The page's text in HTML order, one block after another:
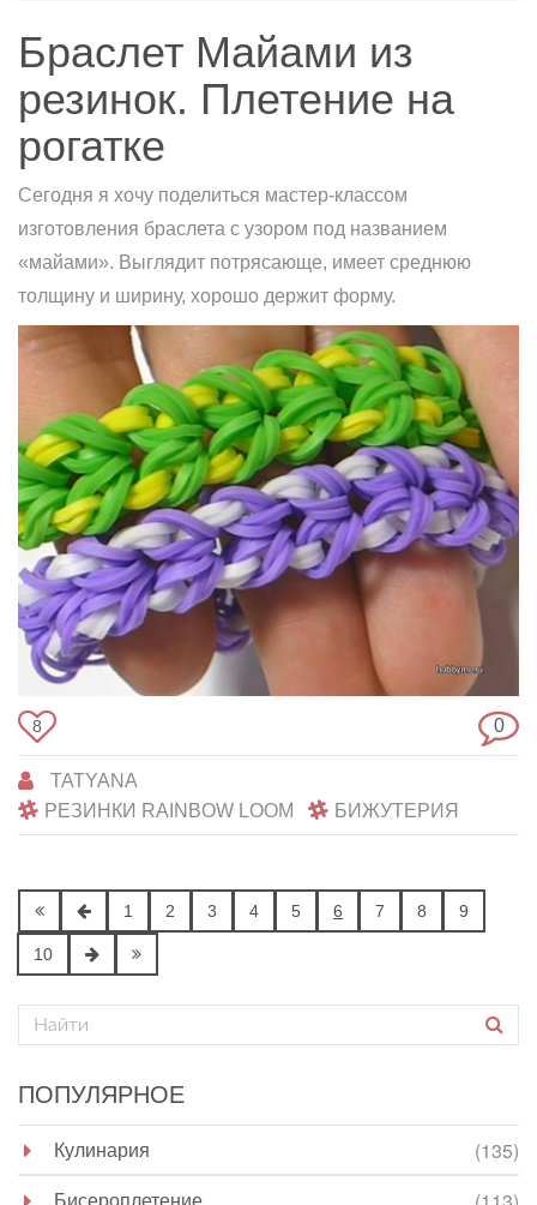
Браслет Майами из
резинок. Плетение на
рогатке
Сегодня я хочу поделиться мастер-классом
изготовления браслета с узором под названием
«майами». Выглядит потрясающе, имеет среднюю
толщину и ширину, хорошо держит форму.
8 0
TATYANA
РЕЗИНКИ RAINBOW LOOM
БИЖУТЕРИЯ
1 2 3 4 5 6 7 8 9
10
ПОПУЛЯРНОЕ
Кулинария
(135)
Бисероплетение